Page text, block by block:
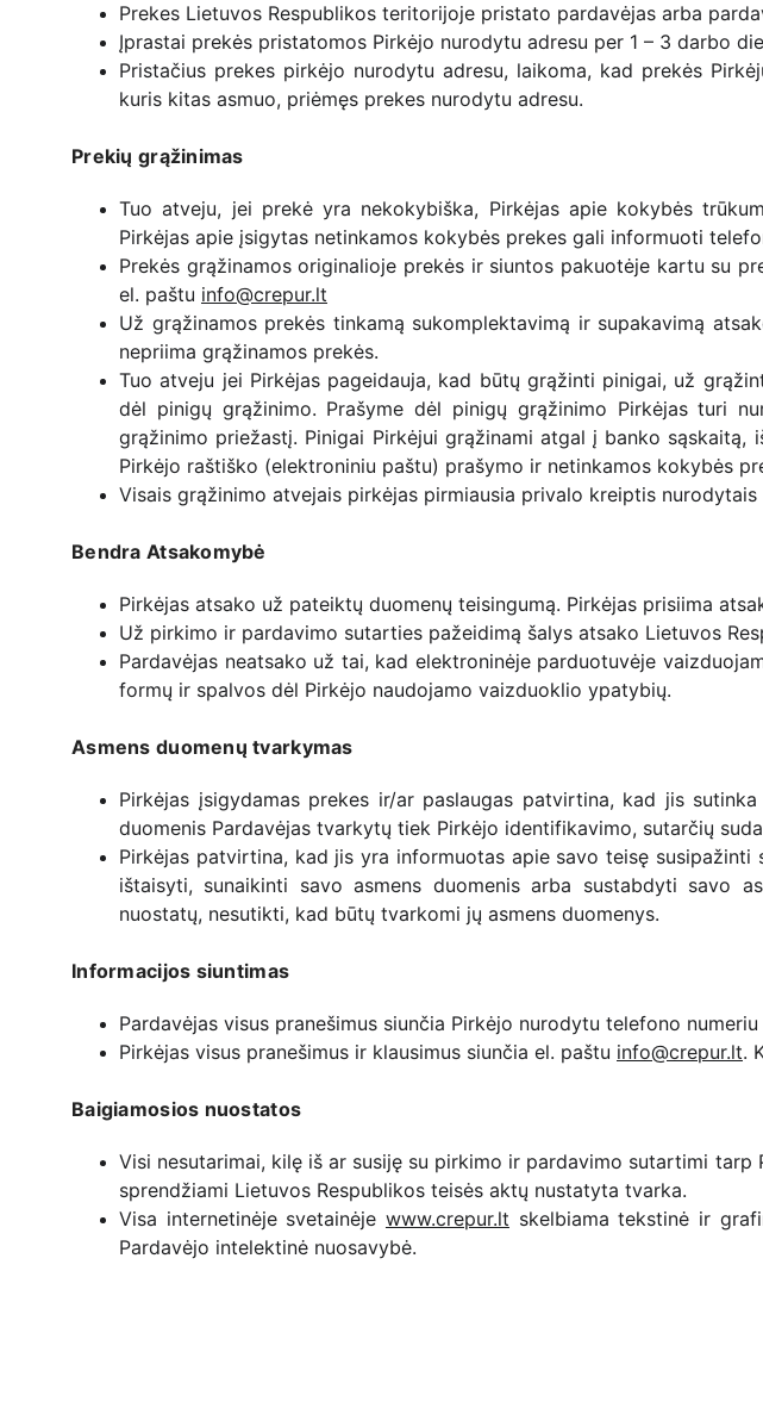
Prekes Lietuvos Respublikos teritorijoje pristato pardavėjas arba
Įprastai prekės pristatomos Pirkėjo nurodytu adresu per 1 – 3 darbo
Pristačius prekes pirkėjo nurodytu adresu, laikoma, kad prekės
kuris kitas asmuo, priėmęs prekes nurodytu adresu.
Prekių grąžinimas
Tuo atveju, jei prekė yra nekokybiška, Pirkėjas apie kokybės
Pirkėjas apie įsigytas netinkamos kokybės prekes gali informuoti
Prekės grąžinamos originalioje prekės ir siuntos pakuotėje kartu su
el. paštu info@crepur.lt
Už grąžinamos prekės tinkamą sukomplektavimą ir supakavimą
nepriima grąžinamos prekės.
Tuo atveju jei Pirkėjas pageidauja, kad būtų grąžinti pinigai, už
dėl pinigų grąžinimo. Prašyme dėl pinigų grąžinimo Pirkėjas turi
grąžinimo priežastį. Pinigai Pirkėjui grąžinami atgal į banko
Pirkėjo raštiško (elektroniniu paštu) prašymo ir netinkamos kokybės
Visais grąžinimo atvejais pirkėjas pirmiausia privalo kreiptis
Bendra Atsakomybė
Pirkėjas atsako už pateiktų duomenų teisingumą. Pirkėjas prisiima
Už pirkimo ir pardavimo sutarties pažeidimą šalys atsako Lietuvos
Pardavėjas neatsako už tai, kad elektroninėje parduotuvėje
formų ir spalvos dėl Pirkėjo naudojamo vaizduoklio ypatybių.
Asmens duomenų tvarkymas
Pirkėjas įsigydamas prekes ir/ar paslaugas patvirtina, kad jis
duomenis Pardavėjas tvarkytų tiek Pirkėjo identifikavimo, sutarčių
Pirkėjas patvirtina, kad jis yra informuotas apie savo teisę
ištaisyti, sunaikinti savo asmens duomenis arba sustabdyti savo
nuostatų, nesutikti, kad būtų tvarkomi jų asmens duomenys.
Informacijos siuntimas
Pardavėjas visus pranešimus siunčia Pirkėjo nurodytu telefono
Pirkėjas visus pranešimus ir klausimus siunčia el. paštu info@crepur.lt.
Baigiamosios nuostatos
Visi nesutarimai, kilę iš ar susiję su pirkimo ir pardavimo sutartimi
sprendžiami Lietuvos Respublikos teisės aktų nustatyta tvarka.
Visa internetinėje svetainėje www.crepur.lt skelbiama tekstinė ir
Pardavėjo intelektinė nuosavybė.